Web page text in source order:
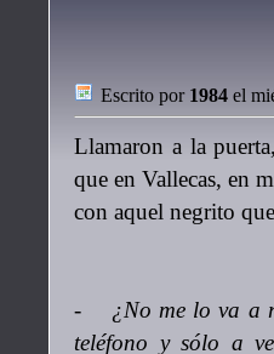
Escrito por 1984 el
Llamaron a la
que en Vallecas, en
con aquel negrito
- ¿No me lo va a
teléfono y sólo a